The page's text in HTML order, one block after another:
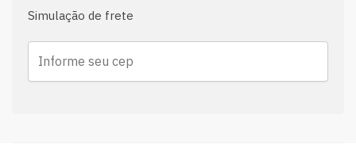
Simulação de frete